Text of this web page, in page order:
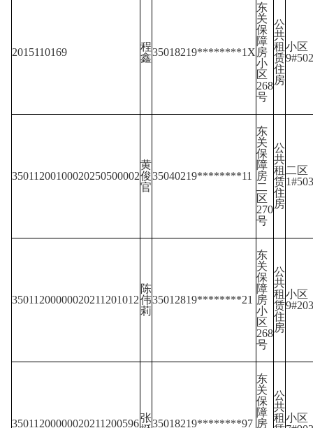
2015110169
程
鑫35018219********1X
东
关
保
障
房
小
区
268
号
公
共
租
赁
住
房
小区
9#502
35011200100020250500002
黄
俊
官
35040219********11
东
关
保
障
房
二
区
270
号
公
共
租
赁
住
房
二区
1#503
35011200000020211201012
陈
伟
莉
35012819********21
东
关
保
障
房
小
区
268
号
公
共
租
赁
住
房
小区
9#203
35011200000020211200596张35018219********97
东
关
保
障
房
公
共
租 小区